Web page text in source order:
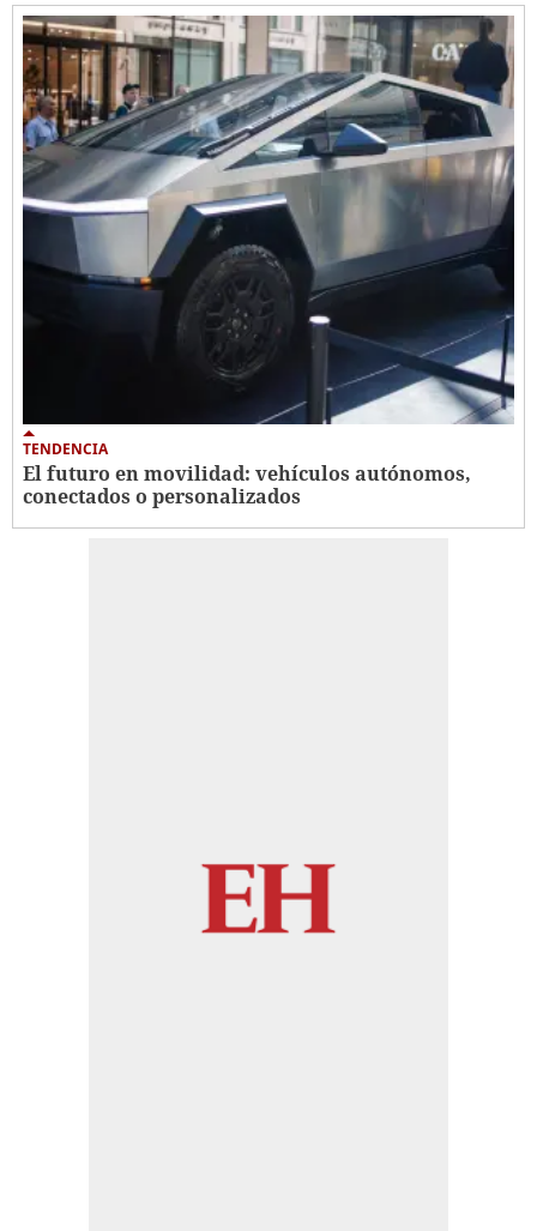
TENDENCIA
El futuro en movilidad: vehículos autónomos,
conectados o personalizados